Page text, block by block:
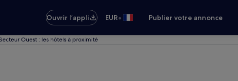
Ouvrir l’appli
EUR• Publier votre annonce
Ouest : les hôtels à proximité